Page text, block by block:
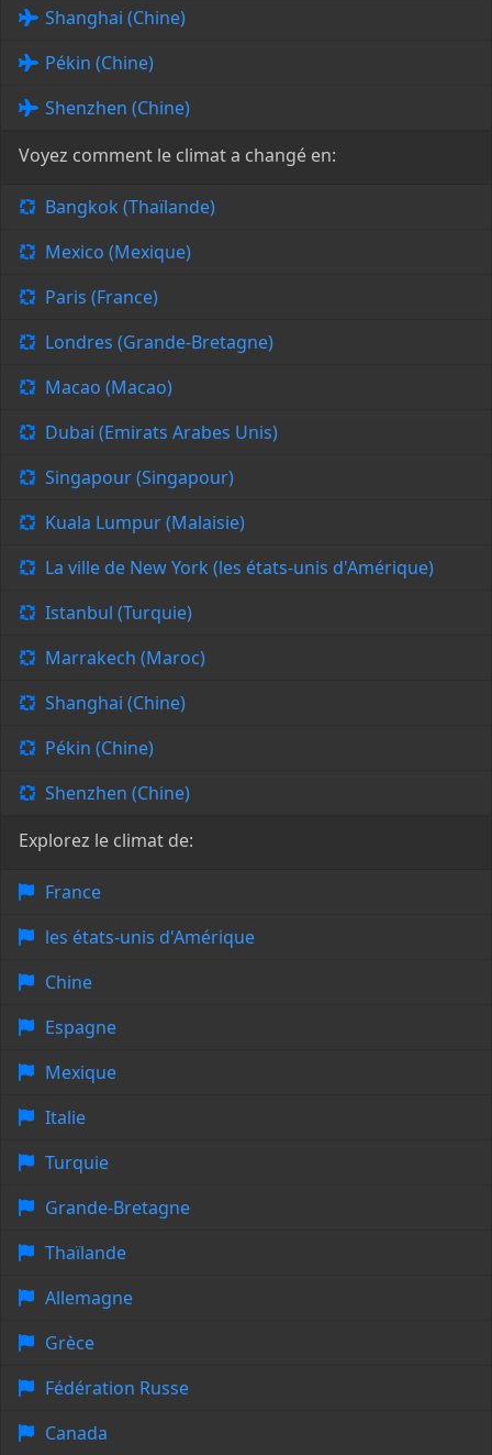
Shanghai (Chine)
Pékin (Chine)
Shenzhen (Chine)
Voyez comment le climat a changé en:
Bangkok (Thaïlande)
Mexico (Mexique)
Paris (France)
Londres (Grande-Bretagne)
Macao (Macao)
Dubai (Emirats Arabes Unis)
Singapour (Singapour)
Kuala Lumpur (Malaisie)
La ville de New York (les états-unis d'Amérique)
Istanbul (Turquie)
Marrakech (Maroc)
Shanghai (Chine)
Pékin (Chine)
Shenzhen (Chine)
Explorez le climat de:
France
les états-unis d'Amérique
Chine
Espagne
Mexique
Italie
Turquie
Grande-Bretagne
Thaïlande
Allemagne
Grèce
Fédération Russe
Canada